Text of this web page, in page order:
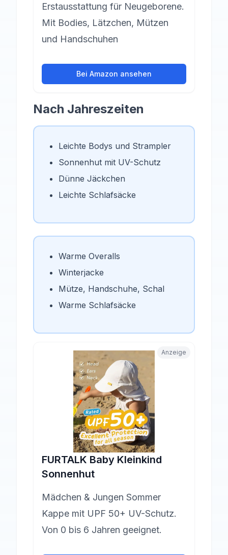
Erstausstattung für Neugeborene.
Mit Bodies, Lätzchen, Mützen
und Handschuhen
Bei Amazon ansehen
Nach Jahreszeiten
Leichte Bodys und Strampler
Sonnenhut mit UV-Schutz
Dünne Jäckchen
Leichte Schlafsäcke
Warme Overalls
Winterjacke
Mütze, Handschuhe, Schal
Warme Schlafsäcke
Anzeige
FURTALK Baby Kleinkind
Sonnenhut
Mädchen & Jungen Sommer
Kappe mit UPF 50+ UV-Schutz.
Von 0 bis 6 Jahren geeignet.